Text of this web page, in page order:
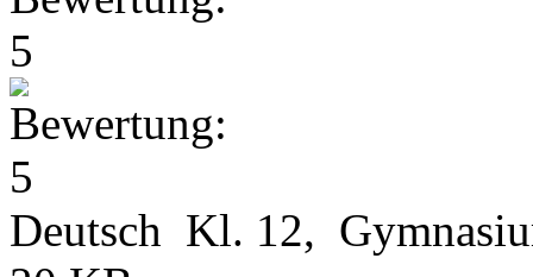
Deutsch Kl. 12,